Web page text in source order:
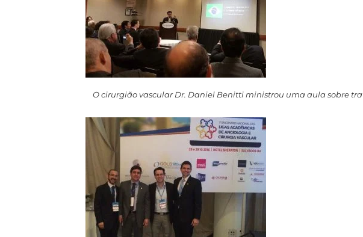
O cirurgião vascular Dr. Daniel Benitti ministrou uma aula sobre